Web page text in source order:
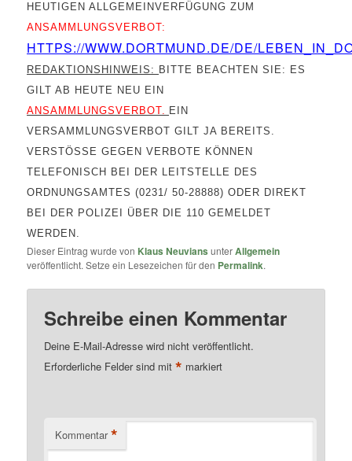
HEUTIGEN ALLGEMEINVERFÜGUNG ZUM
ANSAMMLUNGSVERBOT:
HTTPS://WWW.DORTMUND.DE/DE/
REDAKTIONSHINWEIS: BITTE BEACHTEN SIE: ES
GILT AB HEUTE NEU EIN
ANSAMMLUNGSVERBOT. EIN
VERSAMMLUNGSVERBOT GILT JA BEREITS.
VERSTÖSSE GEGEN VERBOTE KÖNNEN T
ELEFONISCH BEI DER LEITSTELLE DES O
RDNUNGSAMTES (0231/ 50-28888) ODER DIREKT B
EI DER POLIZEI ÜBER DIE 110 GEMELDET W
ERDEN.
Dieser Eintrag wurde von Klaus Neuvians unterAllgemein
veröffentlicht. Setze ein Lesezeichen für den Permalink.
Schreibe einen Kommentar
Deine E-Mail-Adresse wird nicht veröffentlicht.
Erforderliche Felder sind mit* markiert
Kommentar *